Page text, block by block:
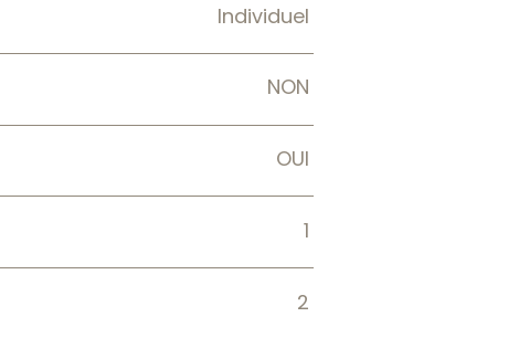
Individuel
NON
OUI
1
2